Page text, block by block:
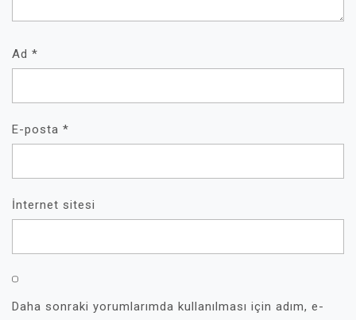
Ad *
E-posta *
İnternet sitesi
Daha sonraki yorumlarımda kullanılması için adım, e-